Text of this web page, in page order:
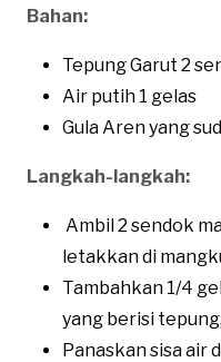
Bahan:
Tepung Garut 2
Air putih 1 gelas
Gula Aren yang
Langkah-langkah:
Ambil 2 sendok
letakkan di
Tambahkan 1/4
yang berisi
Panaskan sisa air